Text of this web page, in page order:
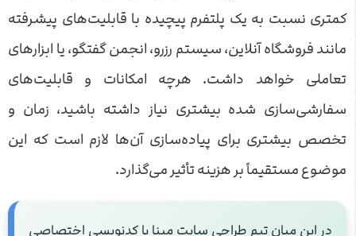
کمتری نسبت به یک پلتفرم پیچیده با قابلیت‌های پیشرفته
مانند فروشگاه آنلاین، سیستم رزرو، انجمن گفتگو، یا ابزارهای
تعاملی خواهد داشت. هرچه امکانات و قابلیت‌های
سفارشی‌سازی شده بیشتری نیاز داشته باشید، زمان و
تخصص بیشتری برای پیاده‌سازی آن‌ها لازم است که این
موضوع مستقیماً بر هزینه تأثیر می‌گذارد.
در این میان تیم طراحی سایت مبنا با کدنویسی اختصاصی